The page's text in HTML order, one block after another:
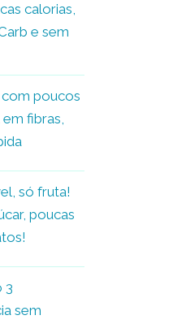
calorias,
e sem
com poucos
fibras,
só fruta!
poucas
3
sem